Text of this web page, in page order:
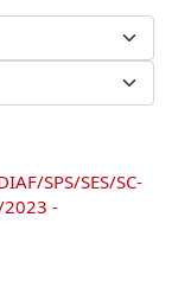
SPS/SES/SC-
2023 -